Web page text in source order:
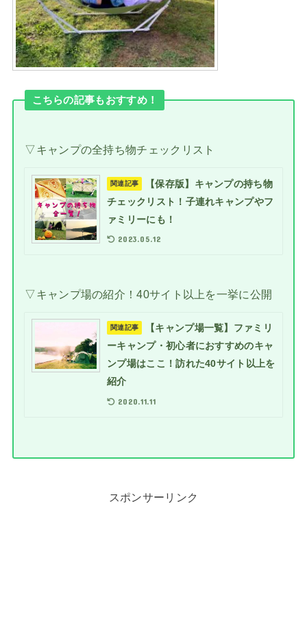
こちらの記事もおすすめ！
▽キャンプの全持ち物チェックリスト
関連記事
【保存版】キャンプの持ち物
チェックリスト！子連れキャンプやフ
ァミリーにも！
2023.05.12
▽キャンプ場の紹介！40サイト以上を一挙に公開
関連記事
【キャンプ場一覧】ファミリ
ーキャンプ・初心者におすすめのキャ
ンプ場はここ！訪れた40サイト以上を
紹介
2020.11.11
スポンサーリンク